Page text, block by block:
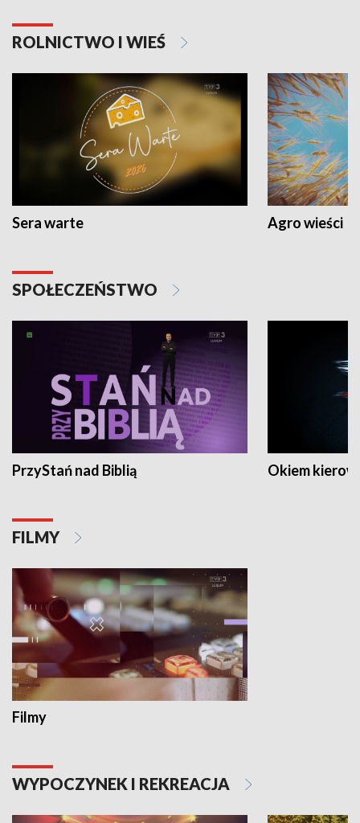
ROLNICTWO I WIEŚ
Sera warte Agro wieści
SPOŁECZEŃSTWO
PrzyStań nad Biblią Okiem
FILMY
Filmy
WYPOCZYNEK I REKREACJA